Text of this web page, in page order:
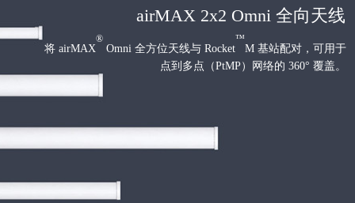
airMAX 2x2 Omni 全向天线
将 airMAX
®
Omni 全方位天线与 Rocket
™
M 基站配对，可用于
点到多点（PtMP）网络的 360° 覆盖。